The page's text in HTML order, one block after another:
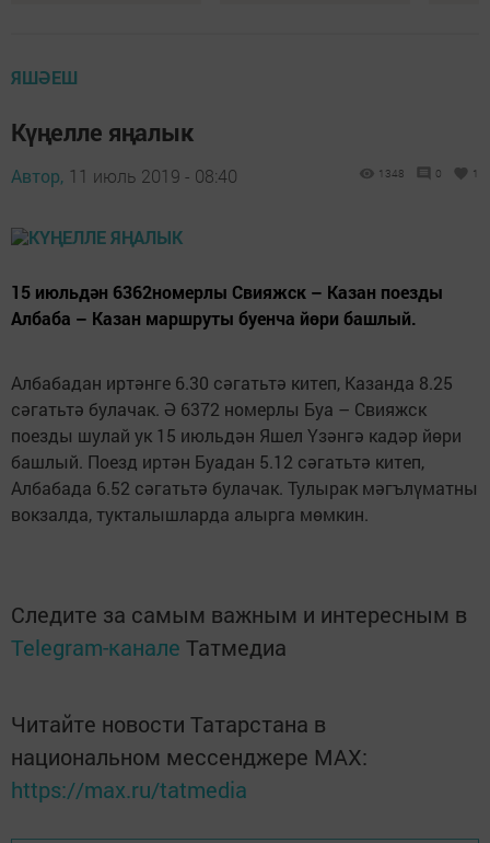
ЯШӘЕШ
Күңелле яңалык
Автор, 11 июль 2019 - 08:40 1348 0 1
15 июльдән 6362номерлы Свияжск – Казан поезды
Албаба – Казан маршруты буенча йөри башлый.
Албабадан иртәнге 6.30 сәгатьтә китеп, Казанда 8.25
сәгатьтә булачак. Ә 6372 номерлы Буа – Свияжск
поезды шулай ук 15 июльдән Яшел Үзәнгә кадәр йөри
башлый. Поезд иртән Буадан 5.12 сәгатьтә китеп,
Албабада 6.52 сәгатьтә булачак. Тулырак мәгълүматны
вокзалда, тукталышларда алырга мөмкин.
Следите за самым важным и интересным в
Telegram-канале Татмедиа
Читайте новости Татарстана в
национальном мессенджере MАХ:
https://max.ru/tatmedia